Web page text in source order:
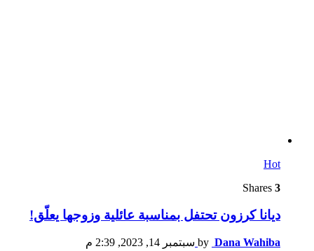
Hot
3
ديانا كرزون تحتفل بمناسبة عائلية وزوجها يعلّق!
by Dana Wahiba سبتمبر 14, 2023, 2:39 م